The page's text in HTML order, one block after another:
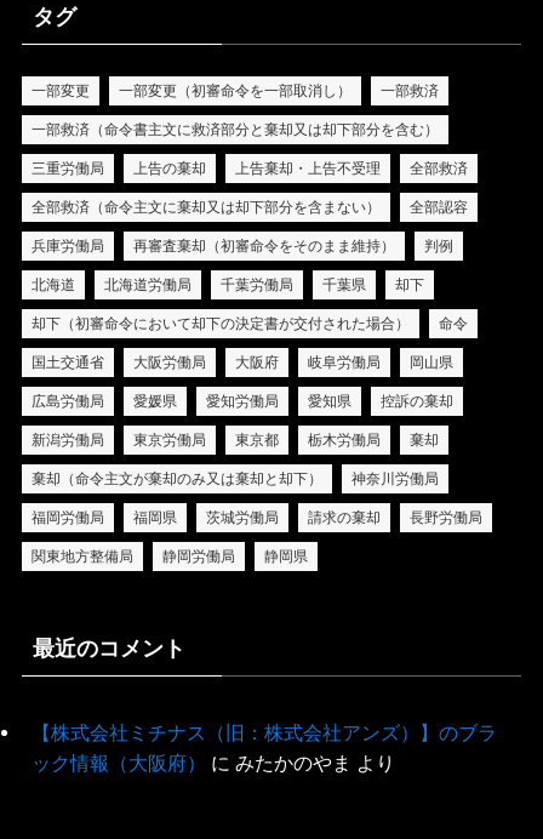
タグ
一部変更 一部変更（初審命令を一部取消し） 一部救済
一部救済（命令書主文に救済部分と棄却又は却下部分を含む）
三重労働局 上告の棄却 上告棄却・上告不受理 全部救済
全部救済（命令主文に棄却又は却下部分を含まない） 全部認容
兵庫労働局 再審査棄却（初審命令をそのまま維持） 判例
北海道 北海道労働局 千葉労働局 千葉県 却下
却下（初審命令において却下の決定書が交付された場合） 命令
国土交通省 大阪労働局 大阪府 岐阜労働局 岡山県
広島労働局 愛媛県 愛知労働局 愛知県 控訴の棄却
新潟労働局 東京労働局 東京都 栃木労働局 棄却
棄却（命令主文が棄却のみ又は棄却と却下） 神奈川労働局
福岡労働局 福岡県 茨城労働局 請求の棄却 長野労働局
関東地方整備局 静岡労働局 静岡県
最近のコメント
【株式会社ミチナス（旧：株式会社アンズ）】のブラ
ック情報（大阪府）
に みたかのやま より